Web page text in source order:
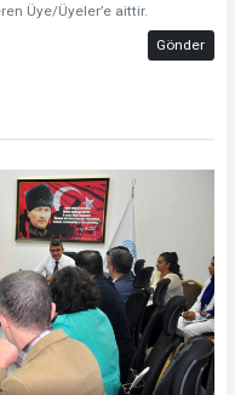
Üye/Üyeler’e aittir.
Gönder